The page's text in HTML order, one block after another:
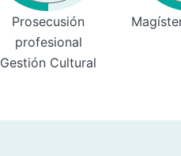
Prosecusión
profesional
Gestión Cultural